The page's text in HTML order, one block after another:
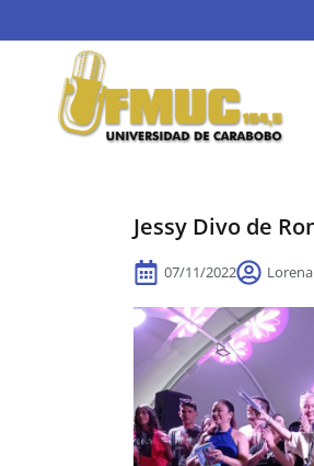
Jessy Divo de
07/11/2022